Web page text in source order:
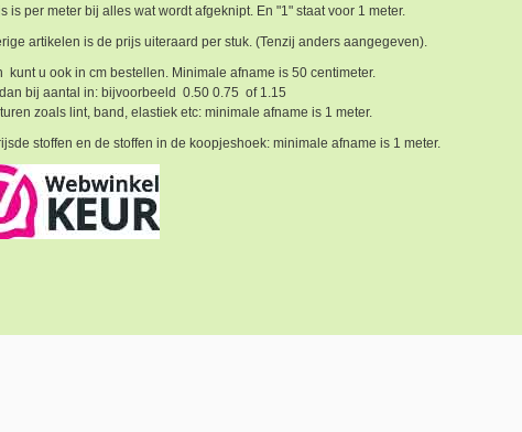
is per meter bij alles wat wordt afgeknipt. En "1" staat voor 1 meter.
artikelen is de prijs uiteraard per stuk. (Tenzij anders aangegeven).
kunt u ook in cm bestellen. Minimale afname is 50 centimeter.
bij aantal in: bijvoorbeeld 0.50 0.75 of 1.15
zoals lint, band, elastiek etc: minimale afname is 1 meter.
stoffen en de stoffen in de koopjeshoek: minimale afname is 1 meter.